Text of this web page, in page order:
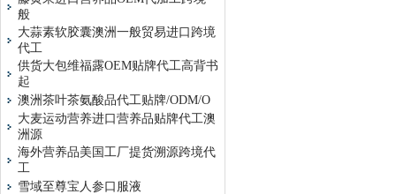
般
大蒜素软胶囊澳洲一般贸易进口跨境
代工
供货大包维福露OEM贴牌代工高背书
起
澳洲茶叶茶氨酸品代工贴牌/ODM/O
大麦运动营养进口营养品贴牌代工澳
洲源
海外营养品美国工厂提货溯源跨境代
工
雪域至尊宝人参口服液